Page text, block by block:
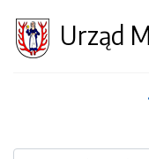
Urząd